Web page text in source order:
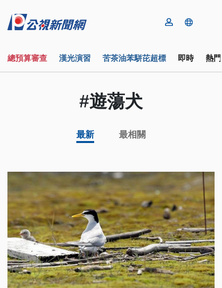
總預算審查 漢光演習 苦茶油苯駢芘超標 即時 熱
#遊蕩犬
最新 最相關